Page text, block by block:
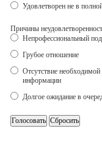
Удовлетворен не в
Причины
Непрофессиональный
Грубое отношение
Отсутствие необходимой
информации
Долгое ожидание в